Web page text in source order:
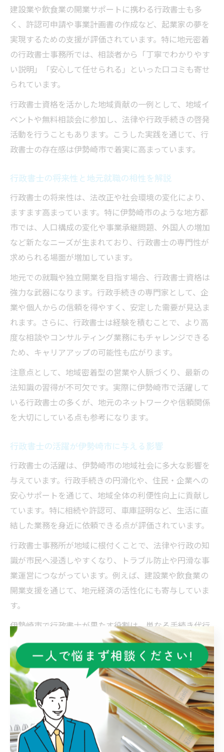
建設業や飲食業の開業サポートに携わる行政書士も多
く、許認可申請や事業計画書の作成など、起業家の夢を
実現するための支援が評価されています。特に地元密着
の行政書士事務所では、相談者から「丁寧でわかりやす
い説明」「安心して任せられる」といった口コミも寄せ
られています。
行政書士資格を活かした地域貢献の一例として、地域イ
ベントや無料相談会に参加し、法律や行政手続きの啓発
活動を行うこともあります。こうした実践を通じて、行
政書士の存在感は伊勢崎市で着実に高まっています。
行政書士の将来性と地元就職の相性を解説
行政書士の将来性は、法改正や社会環境の変化により、
ますます高まっています。特に伊勢崎市のような地方都
市では、人口構成の変化や事業承継問題、外国人の増加
など新たなニーズが生まれており、行政書士の専門性が
求められる場面が増加しています。
地元での就職や独立開業を目指す場合、行政書士資格は
強力な武器になります。行政手続きの専門家として、企
業や個人からの信頼を得やすく、安定した需要が見込ま
れます。さらに、行政書士は経験を積むことで、より高
度な相談やコンサルティング業務にもチャレンジできる
ため、キャリアアップの可能性も広がります。
注意点として、地域密着型の営業や人脈づくり、最新の
法知識の習得が不可欠です。実際に伊勢崎市で活躍して
いる行政書士の多くが、地元のネットワークや信頼関係
を大切にしている点も参考になります。
行政書士の活躍が伊勢崎市に与える影響
行政書士の活躍は、伊勢崎市の地域社会に多大な影響を
与えています。行政手続きの円滑化や、住民・企業への
安心サポートを通じて、地域全体の利便性向上に貢献し
ています。特に相続や許認可、車庫証明など、生活に直
結した業務を身近に依頼できる点が評価されています。
行政書士事務所が地域に根付くことで、法律や行政の知
識が市民へ浸透しやすくなり、トラブル防止や円滑な事
業運営につながっています。例えば、建設業や飲食業の
開業支援を通じて、地元経済の活性化にも寄与していま
す。
伊勢崎市で行政書士が果たす役割は、単なる手続き代行
だけでなく、地域課題の解決や住民生活の質向上にも直
結しています。今後も行政書士の専門性と地域密着の姿
勢が、伊勢崎市の発展を支えていくことでしょう。
信頼される行政書士になるための心得